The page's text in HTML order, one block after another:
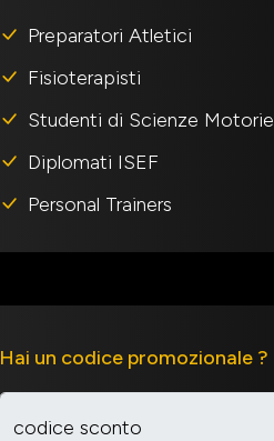
Preparatori Atletici
Fisioterapisti
Studenti di Scienze Motorie
Diplomati ISEF
Personal Trainers
Hai un codice promozionale ?
codice sconto